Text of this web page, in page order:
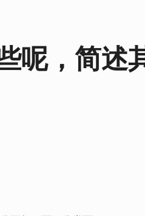
呢，简述